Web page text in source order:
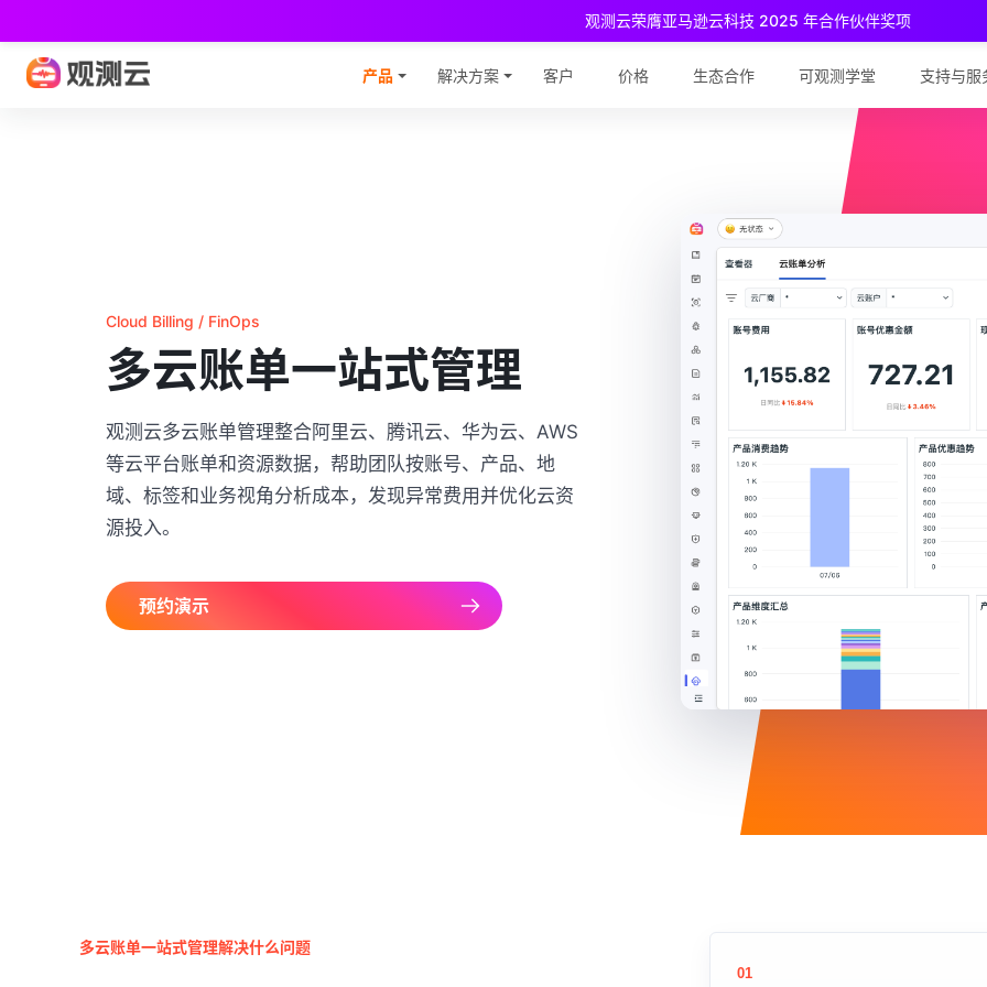
观测云荣膺亚马逊云科技 2025 年合作伙伴奖项
产品 解决方案 客户 价格 生态合作 可观测学堂 支持与服
Cloud Billing / FinOps
多云账单一站式管理
观测云多云账单管理整合阿里云、腾讯云、华为云、AWS
等云平台账单和资源数据，帮助团队按账号、产品、地
域、标签和业务视角分析成本，发现异常费用并优化云资
源投入。
预约演示
多云账单一站式管理解决什么问题
01